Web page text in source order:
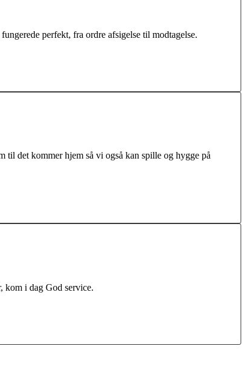
perfekt, fra ordre afsigelse til modtagelse.
til det kommer hjem så vi også kan spille og hygge på
kom i dag God service.